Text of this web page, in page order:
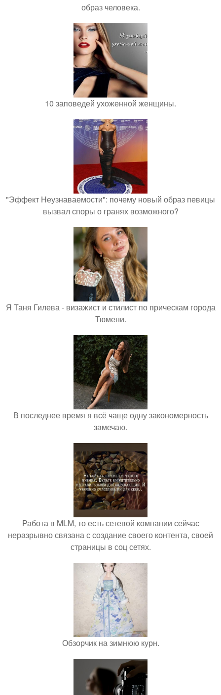
образ человека.
10 заповедей ухоженной женщины.
"Эффект Неузнаваемости": почему новый образ певицы
вызвал споры о гранях возможного?
Я Таня Гилева - визажист и стилист по прическам города
Тюмени.
В последнее время я всё чаще одну закономерность
замечаю.
Работа в MLM, то есть сетевой компании сейчас
неразрывно связана с создание своего контента, своей
страницы в соц сетях.
Обзорчик на зимнюю курн.